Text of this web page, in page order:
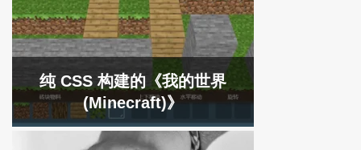
纯 CSS 构建的《我的世界
(Minecraft)》